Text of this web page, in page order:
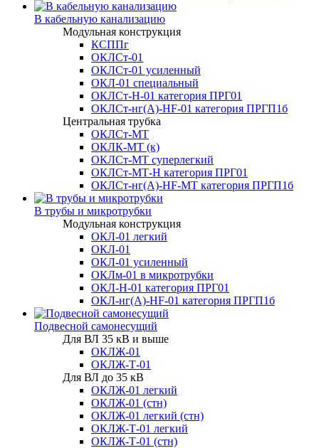
В кабельную канализацию
Модульная конструкция
КСППг
ОКЛСт-01
ОКЛСт-01 усиленный
ОКЛ-01 специальный
ОКЛСт-Н-01 категория ПРГ01
ОКЛСт-нг(А)-HF-01 категория ПРГП1б
Центральная трубка
ОКЛСт-МТ
ОКЛК-МТ (к)
ОКЛСт-МТ суперлегкий
ОКЛСт-МТ-Н категория ПРГ01
ОКЛСт-нг(А)-HF-МТ категория ПРГП1б
В трубы и микротрубки
Модульная конструкция
ОКЛ-01 легкий
ОКЛ-01
ОКЛ-01 усиленный
ОКЛм-01 в микротрубки
ОКЛ-Н-01 категория ПРГ01
ОКЛ-нг(А)-HF-01 категория ПРГП1б
Подвесной самонесущий
Для ВЛ 35 кВ и выше
ОКЛЖ-01
ОКЛЖ-Т-01
Для ВЛ до 35 кВ
ОКЛЖ-01 легкий
ОКЛЖ-01 (стн)
ОКЛЖ-01 легкий (стн)
ОКЛЖ-Т-01 легкий
ОКЛЖ-Т-01 (стн)